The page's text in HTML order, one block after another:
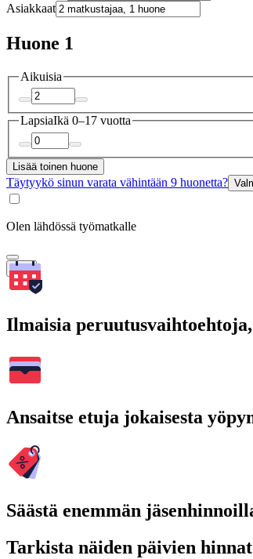
Asiakkaat
Huone 1
Aikuisia
LapsiaIkä 0–17 vuotta
Lisää toinen huone
Täytyykö sinun varata vähintään 9 huonetta?
Olen lähdössä työmatkalle
Hae
Ilmaisia
Ansaitse etuja jokaisesta
Säästä enemmän
Tarkista näiden päivien hinnat